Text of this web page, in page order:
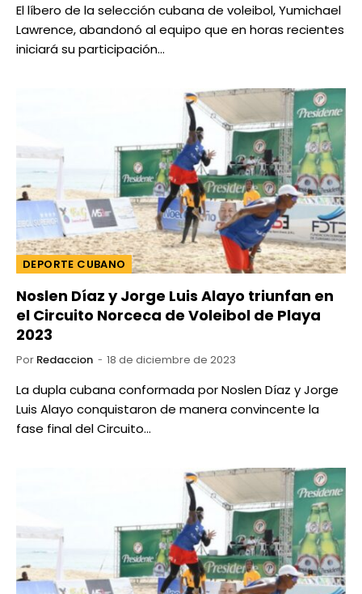
El líbero de la selección cubana de voleibol, Yumichael
Lawrence, abandonó al equipo que en horas recientes
iniciará su participación…
DEPORTE CUBANO
Noslen Díaz y Jorge Luis Alayo triunfan en
el Circuito Norceca de Voleibol de Playa
2023
Por Redaccion 18 de diciembre de 2023
La dupla cubana conformada por Noslen Díaz y Jorge
Luis Alayo conquistaron de manera convincente la
fase final del Circuito…